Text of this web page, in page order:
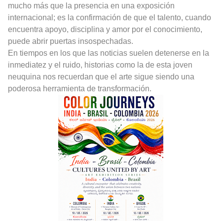
mucho más que la presencia en una exposición
internacional; es la confirmación de que el talento, cuando
encuentra apoyo, disciplina y amor por el conocimiento,
puede abrir puertas insospechadas.
En tiempos en los que las noticias suelen detenerse en la
inmediatez y el ruido, historias como la de esta joven
neuquina nos recuerdan que el arte sigue siendo una
poderosa herramienta de transformación.